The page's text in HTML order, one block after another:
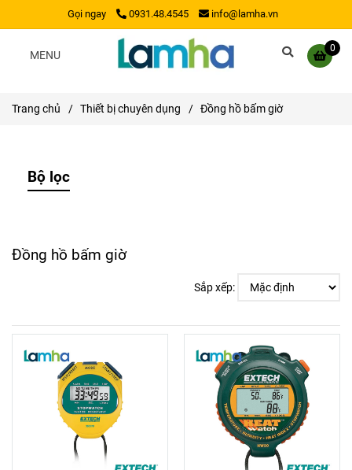
Gọi ngay 0931.48.4545 info@lamha.vn
0
MENU
Trang chủ / Thiết bị chuyên dụng / Đồng hồ bấm giờ
Bộ lọc
Đồng hồ bấm giờ
Sắp xếp: